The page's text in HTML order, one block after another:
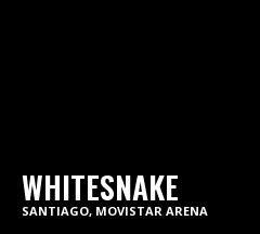
WHITESNAKE
SANTIAGO, MOVISTAR ARENA